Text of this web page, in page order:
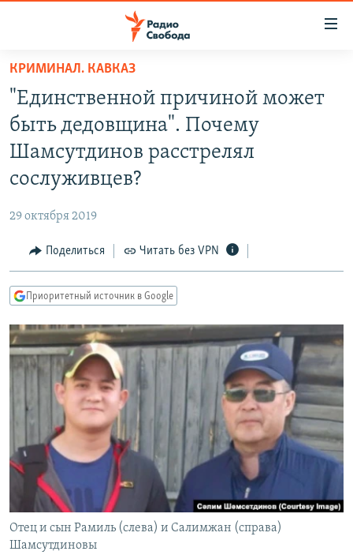
упрощенного
доступа
Вернуться
основному
содержанию
Вернутся
навигации
Вернутся
ПРОГРАММЫ
ПОДКАСТЫ
АВТОРСКИЕ ПРОЕКТЫ
КУЛЬТУРА
IDEL.РЕАЛИИ
КАВКАЗ.РЕАЛИИ
СИБИРЬ.РЕАЛИИ
РАСПИСАНИЕ ВЕЩАНИЯ
ПОДПИШИТЕСЬ НА РАССЫЛКУ
СОЦИАЛЬНЫЕ СЕТИ
Все сайты РСЕ/РС
КРИМИНАЛ. КАВКАЗ
"Единственной причиной может
быть дедовщина". Почему
Шамсутдинов расстрелял
сослуживцев?
29 октября 2019
Поделиться Читать без VPN
Приоритетный источник в Google
Отец и сын Рамиль (слева) и Салимжан (справа)
Шамсутдиновы